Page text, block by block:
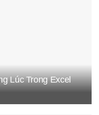
Lúc Trong Excel